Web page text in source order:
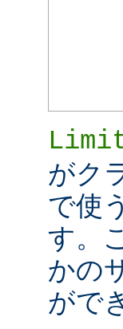
がク
で使
す。
かの
がで